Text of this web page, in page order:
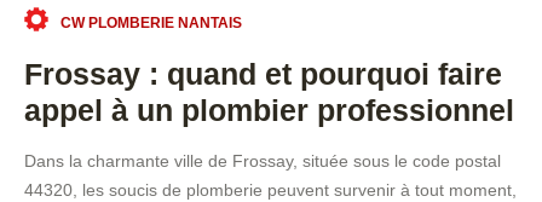
CW PLOMBERIE NANTAIS
Frossay : quand et pourquoi faire
appel à un plombier professionnel
Dans la charmante ville de Frossay, située sous le code postal
44320, les soucis de plomberie peuvent survenir à tout moment,